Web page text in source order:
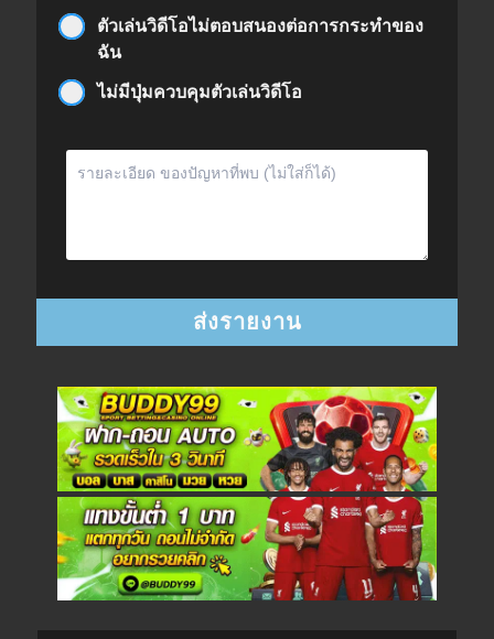
ตัวเล่นวิดีโอไม่ตอบสนองต่อการกระทำของ
ฉัน
ไม่มีปุ่มควบคุมตัวเล่นวิดีโอ